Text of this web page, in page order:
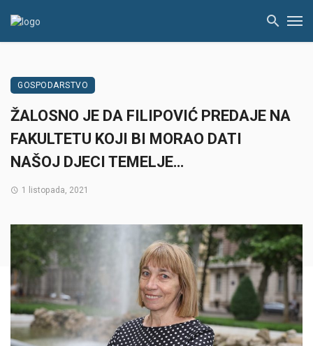
GOSPODARSTVO
ŽALOSNO JE DA FILIPOVIĆ PREDAJE NA
FAKULTETU KOJI BI MORAO DATI
NAŠOJ DJECI TEMELJE…
1 listopada, 2021